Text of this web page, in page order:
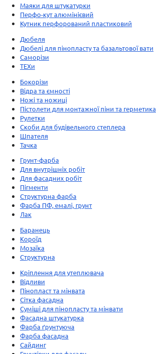
Маяки для штукатурки
Перфо-кут алюмінієвий
Кутник перфорований пластиковий
Дюбеля
Дюбелі для пінопласту та базальтової вати
Саморізи
ТЕХи
Бокорізи
Відра та ємності
Ножі та ножиці
Пістолети для монтажної піни та герметика
Рулетки
Скоби для будівельного степлера
Шпателя
Тачка
Грунт-фарба
Для внутрішніх робіт
Для фасадних робіт
Пігменти
Структурна фарба
Фарба ПФ, емалі, грунт
Лак
Баранець
Короїд
Мозаїка
Структурна
Кріплення для утеплювача
Відливи
Пінопласт та мінвата
Сітка фасадна
Суміші для пінопласту та мінвати
Фасадна штукатурка
Фарба ґрунтуюча
Фарба фасадна
Сайдинг